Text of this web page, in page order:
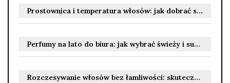
Prostownica i temperatura włosów: jak dobrać stopnie do rodzaju i kondycji włosów, by uniknąć uszkodzeń
Perfumy na lato do biura: jak wybrać świeży i subtelny zapach, który nie przytłacza otoczenia
Rozczesywanie włosów bez łamliwości: skuteczne techniki i kosmetyki dla różnych rodzajów włosów